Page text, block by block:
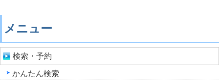
メニュー
検索・予約
かんたん検索